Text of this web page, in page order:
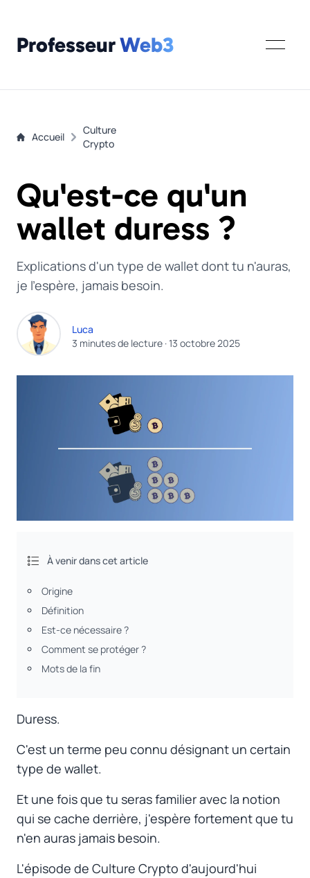
ProfesseurWeb3
Accueil
Culture
Crypto
Qu'est-ce qu'un
wallet duress ?
Explications d'un type de wallet dont tu n'auras,
je l'espère, jamais besoin.
Luca
3 minutes de lecture ·13 octobre 2025
À venir dans cet article
Origine
Définition
Est-ce nécessaire ?
Comment se protéger ?
Mots de la fin
Duress.
C'est un terme peu connu désignant un certain
type de wallet.
Et une fois que tu seras familier avec la notion
qui se cache derrière, j'espère fortement que tu
n'en auras jamais besoin.
L'épisode de Culture Crypto d'aujourd'hui